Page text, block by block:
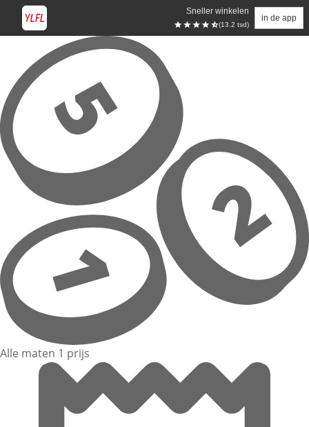
Sneller winkelen
(13.2 tsd)
in de app
Overslaan naar hoofdinhoud
Alle maten 1 prijs